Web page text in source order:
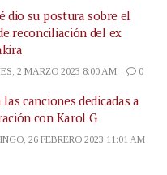
dio su postura sobre el
reconciliación del ex
2 MARZO 2023 8:00 AM 0
canciones dedicadas a
con Karol G
26 FEBRERO 2023 11:01 AM